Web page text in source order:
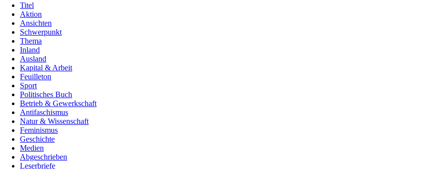
Titel
Aktion
Ansichten
Schwerpunkt
Thema
Inland
Ausland
Kapital & Arbeit
Feuilleton
Sport
Politisches Buch
Betrieb & Gewerkschaft
Antifaschismus
Natur & Wissenschaft
Feminismus
Geschichte
Medien
Abgeschrieben
Leserbriefe